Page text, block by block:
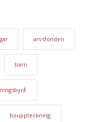
arvsfonden
barn
bouppteckning